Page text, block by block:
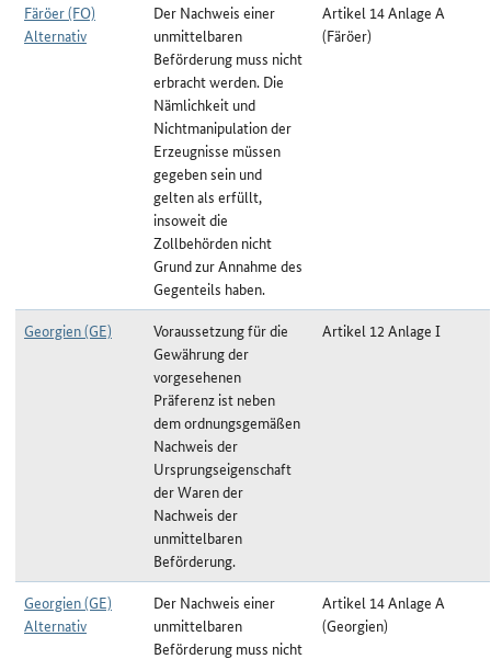
Färöer (FO)
Alternativ
Der Nachweis einer
unmittelbaren
Beförderung muss nicht
erbracht werden. Die
Nämlichkeit und
Nichtmanipulation der
Erzeugnisse müssen
gegeben sein und
gelten als erfüllt,
insoweit die
Zollbehörden nicht
Grund zur Annahme des
Gegenteils haben.
Artikel 14 Anlage A
(Färöer)
Georgien (GE)
Voraussetzung für die
Gewährung der
vorgesehenen
Präferenz ist neben
dem ordnungsgemäßen
Nachweis der
Ursprungseigenschaft
der Waren der
Nachweis der
unmittelbaren
Beförderung.
Artikel 12 Anlage I
Georgien (GE)
Alternativ
Der Nachweis einer
unmittelbaren
Beförderung muss nicht
Artikel 14 Anlage A
(Georgien)